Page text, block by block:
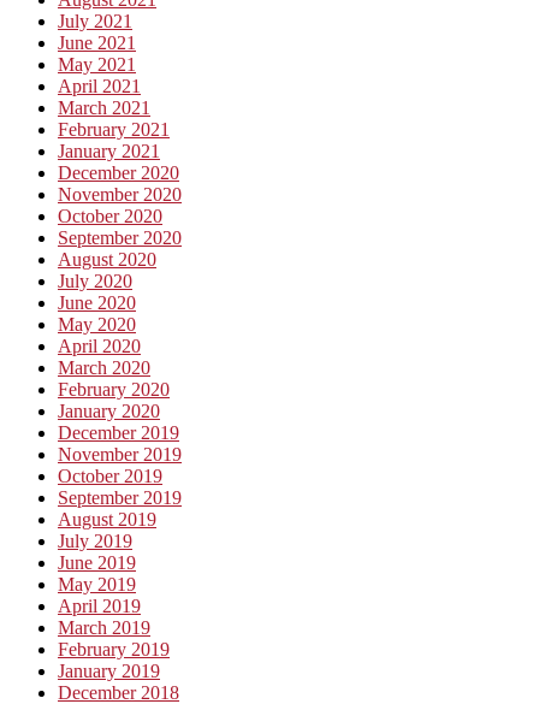
July 2021
June 2021
May 2021
April 2021
March 2021
February 2021
January 2021
December 2020
November 2020
October 2020
September 2020
August 2020
July 2020
June 2020
May 2020
April 2020
March 2020
February 2020
January 2020
December 2019
November 2019
October 2019
September 2019
August 2019
July 2019
June 2019
May 2019
April 2019
March 2019
February 2019
January 2019
December 2018